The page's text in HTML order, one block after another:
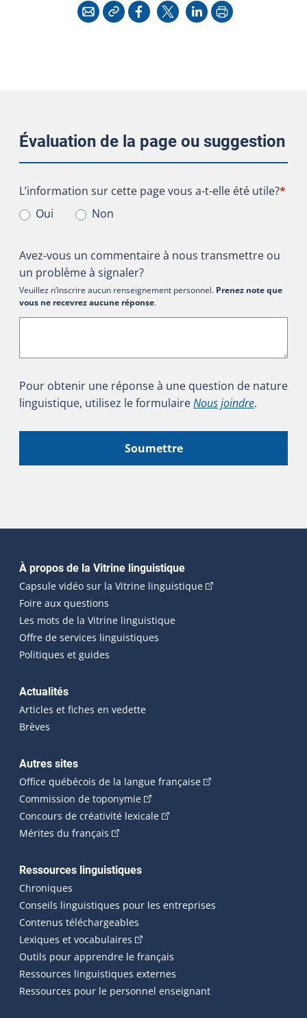
CourrielCopier l'adresse
Facebook
X LinkedInImprimer
Évaluation de la page ou suggestion
L’information sur cette page vous a-t-elle été utile?
L’information sur cette page vous a-t-elle été utile?*
Oui
Non
Avez-vous un commentaire à nous transmettre ou
un problème à signaler?
Veuillez n’inscrire aucun renseignement personnel. Prenez note que
vous ne recevrez aucune réponse.
Pour obtenir une réponse à une question de nature
linguistique, utilisez le formulaireNous joindre.
Soumettre
Navigation principale
À propos de la Vitrine linguistique
Capsule vidéo sur la Vitrine linguistique(Cet hyperlien
Foire aux questions
Les mots de la Vitrine linguistique
Offre de services linguistiques
Politiques et guides
Actualités
Articles et fiches en vedette
Brèves
Autres sites
Office québécois de la langue française(Cet hyperlien
Commission de toponymie(Cet hyperlien externe s'ouvrira
Concours de créativité lexicale(Cet hyperlien externe
Mérites du français (Cet hyperlien externe s'ouvrira dans une
Ressources linguistiques
Chroniques
Conseils linguistiques pour les entreprises
Contenus téléchargeables
Lexiques et vocabulaires (Cet hyperlien externe s'ouvrira
Outils pour apprendre le français
Ressources linguistiques externes
Ressources pour le personnel enseignant